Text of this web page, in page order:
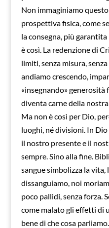
Non immaginiamo
prospettiva fisica, come
la consegna, più
è così. La redenzione di
limiti, senza misura,
andiamo crescendo,
«insegnando» generosità
diventa carne della
Ma non è così per Dio,
luoghi, né divisioni. In
il nostro presente e il
sempre. Sino alla fine.
sangue simbolizza la vita,
dissanguiamo, noi
poco pallidi, senza forza.
come malato gli effetti di
bene di che cosa